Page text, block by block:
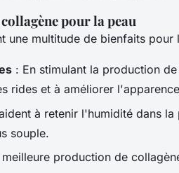
pour la peau
une multitude de bienfaits pour
: En stimulant la production
rides et à améliorer
à retenir l'humidité dans
souple.
meilleure production de